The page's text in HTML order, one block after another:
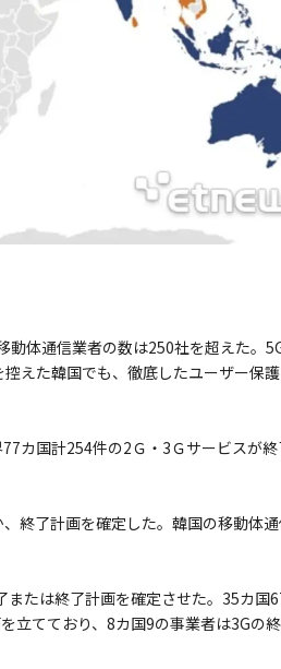
体通信業者の数は250社を超えた。
えた韓国でも、徹底したユーザー保
カ国計254件の2Ｇ・3Ｇサービスが
終了計画を確定した。韓国の移動体
たは終了計画を確定させた。35カ国
てており、8カ国9の事業者は3Gの終